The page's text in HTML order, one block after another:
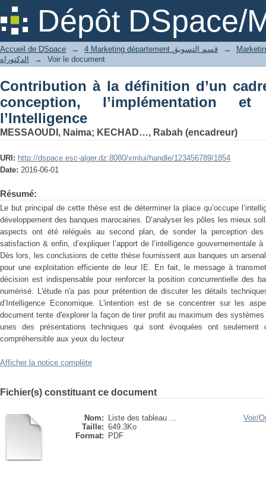
Dépôt DSpace/
Contribution à la définition
l’implémentation et l’exploitation de
Accueil de DSpace → 4 Marketing département قسم التسويق
→
الدكتوراه
→ Voir le document
Contribution à la définition d’un
conception, l’implémentation
l’Intelligence
MESSAOUDI, Naima; KECHAD…, Rabah (encadreur)
URI: http://dspace.esc-alger.dz:8080/xmlui/handle/123456789/1854
Date: 2016-06-01
Résumé:
Le but principal de cette thèse est de déterminer la place qu’occupe
développement des banques marocaines. D’analyser les pôles les mieux
aspects ont été relégués au second plan, de sonder la perception
satisfaction & enfin, d’expliquer l’apport de l’intelligence gouvernementale
Dès lors, les conclusions de cette thèse fournissent aux banques un
pour une exploitation efficiente de leur IE. En fait, le message à
décision est indispensable pour renforcer la position concurrentielle des
numérisé. L'étude n'a pas pour prétention de discuter les détails
d’Intelligence Economique. L'intention est de se concentrer sur les
document tente d'explorer la façon de tirer profit au maximum des
unes des présentations techniques qui sont évoquées ont
compréhensible aux yeux du lecteur
Afficher la notice complète
Fichier(s) constituant ce document
Nom:
Liste des tableau ...
Taille: 649.3Ko
Format:
PDF
Voir/